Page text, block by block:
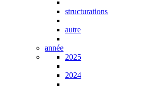
structurations
autre
année
2025
2024